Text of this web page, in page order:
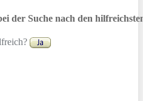
der Suche nach den